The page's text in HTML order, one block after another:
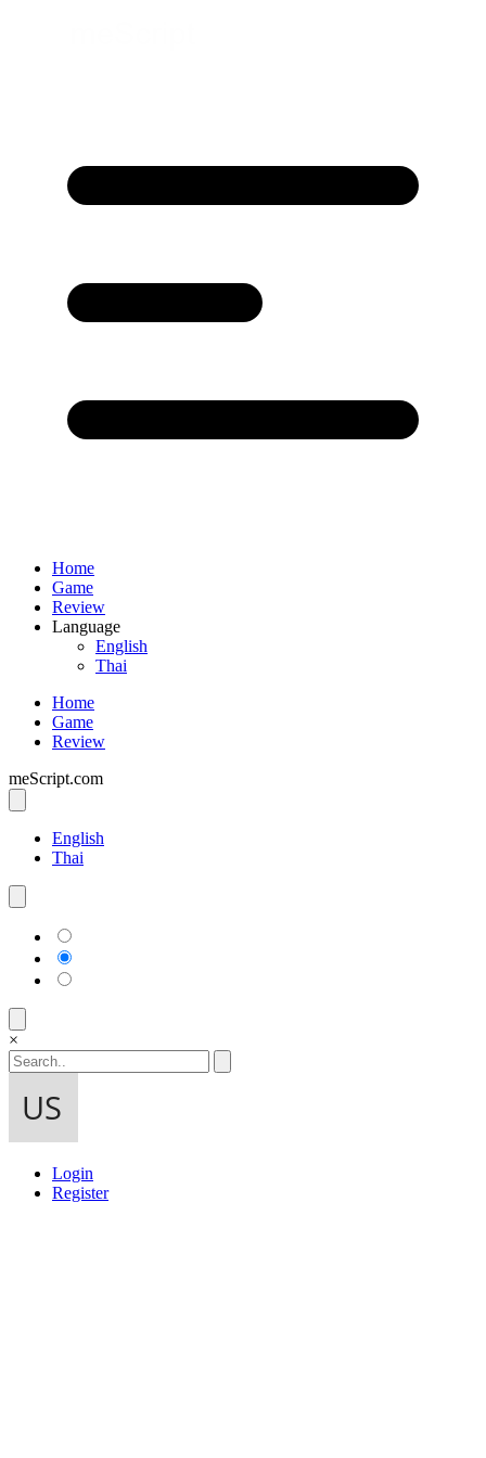
Home
Game
Review
Language
English
Thai
Home
Game
Review
meScript.com
English
Thai
×
Login
Register